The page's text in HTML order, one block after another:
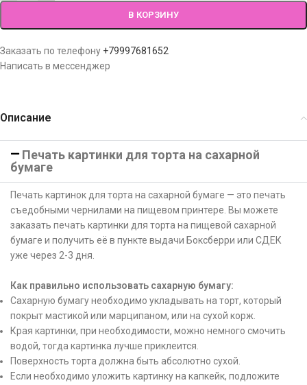
В КОРЗИНУ
Заказать по телефону +79997681652
Написать в мессенджер
Описание
Печать картинки для торта на сахарной
бумаге
Печать картинок для торта на сахарной бумаге — это печать
съедобными чернилами на пищевом принтере. Вы можете
заказать печать картинки для торта на пищевой сахарной
бумаге и получить её в пункте выдачи Боксберри или СДЕК
уже через 2-3 дня.
Как правильно использовать сахарную бумагу:
Сахарную бумагу необходимо укладывать на торт, который
покрыт мастикой или марципаном, или на сухой корж.
Края картинки, при необходимости, можно немного смочить
водой, тогда картинка лучше приклеится.
Поверхность торта должна быть абсолютно сухой.
Если необходимо уложить картинку на капкейк, подложите